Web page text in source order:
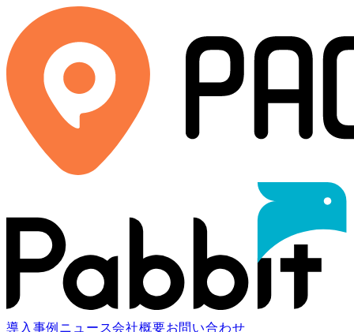
導入事例 ニュース会社概要お問い合わせ